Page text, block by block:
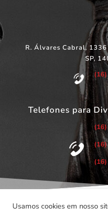
R. Álvares Cabral,
SP,
Telefones para
Usamos cookies em nosso